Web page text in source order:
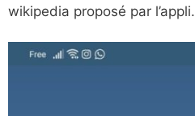
wikipedia proposé par l’appli.